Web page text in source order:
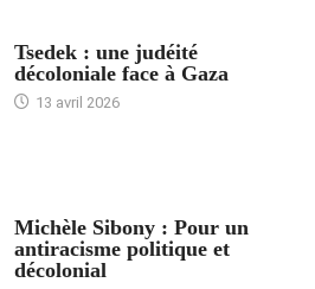
Tsedek : une judéité
décoloniale face à Gaza
13 avril 2026
Michèle Sibony : Pour un
antiracisme politique et
décolonial